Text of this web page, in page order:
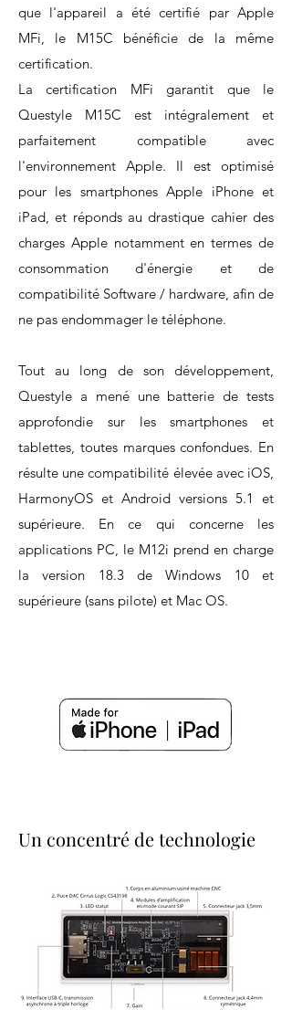
que l'appareil a été certifié par Apple
MFi, le M15C bénéficie de la même
certification.
La certification MFi garantit que le
Questyle M15C est intégralement et
parfaitement compatible avec
l'environnement Apple. Il est optimisé
pour les smartphones Apple iPhone et
iPad, et réponds au drastique cahier des
charges Apple notamment en termes de
consommation d'énergie et de
compatibilité Software / hardware, afin de
ne pas endommager le téléphone.
Tout au long de son développement,
Questyle a mené une batterie de tests
approfondie sur les smartphones et
tablettes, toutes marques confondues. En
résulte une compatibilité élevée avec iOS,
HarmonyOS et Android versions 5.1 et
supérieure. En ce qui concerne les
applications PC, le M12i prend en charge
la version 18.3 de Windows 10 et
supérieure (sans pilote) et Mac OS.
Un concentré de technologie